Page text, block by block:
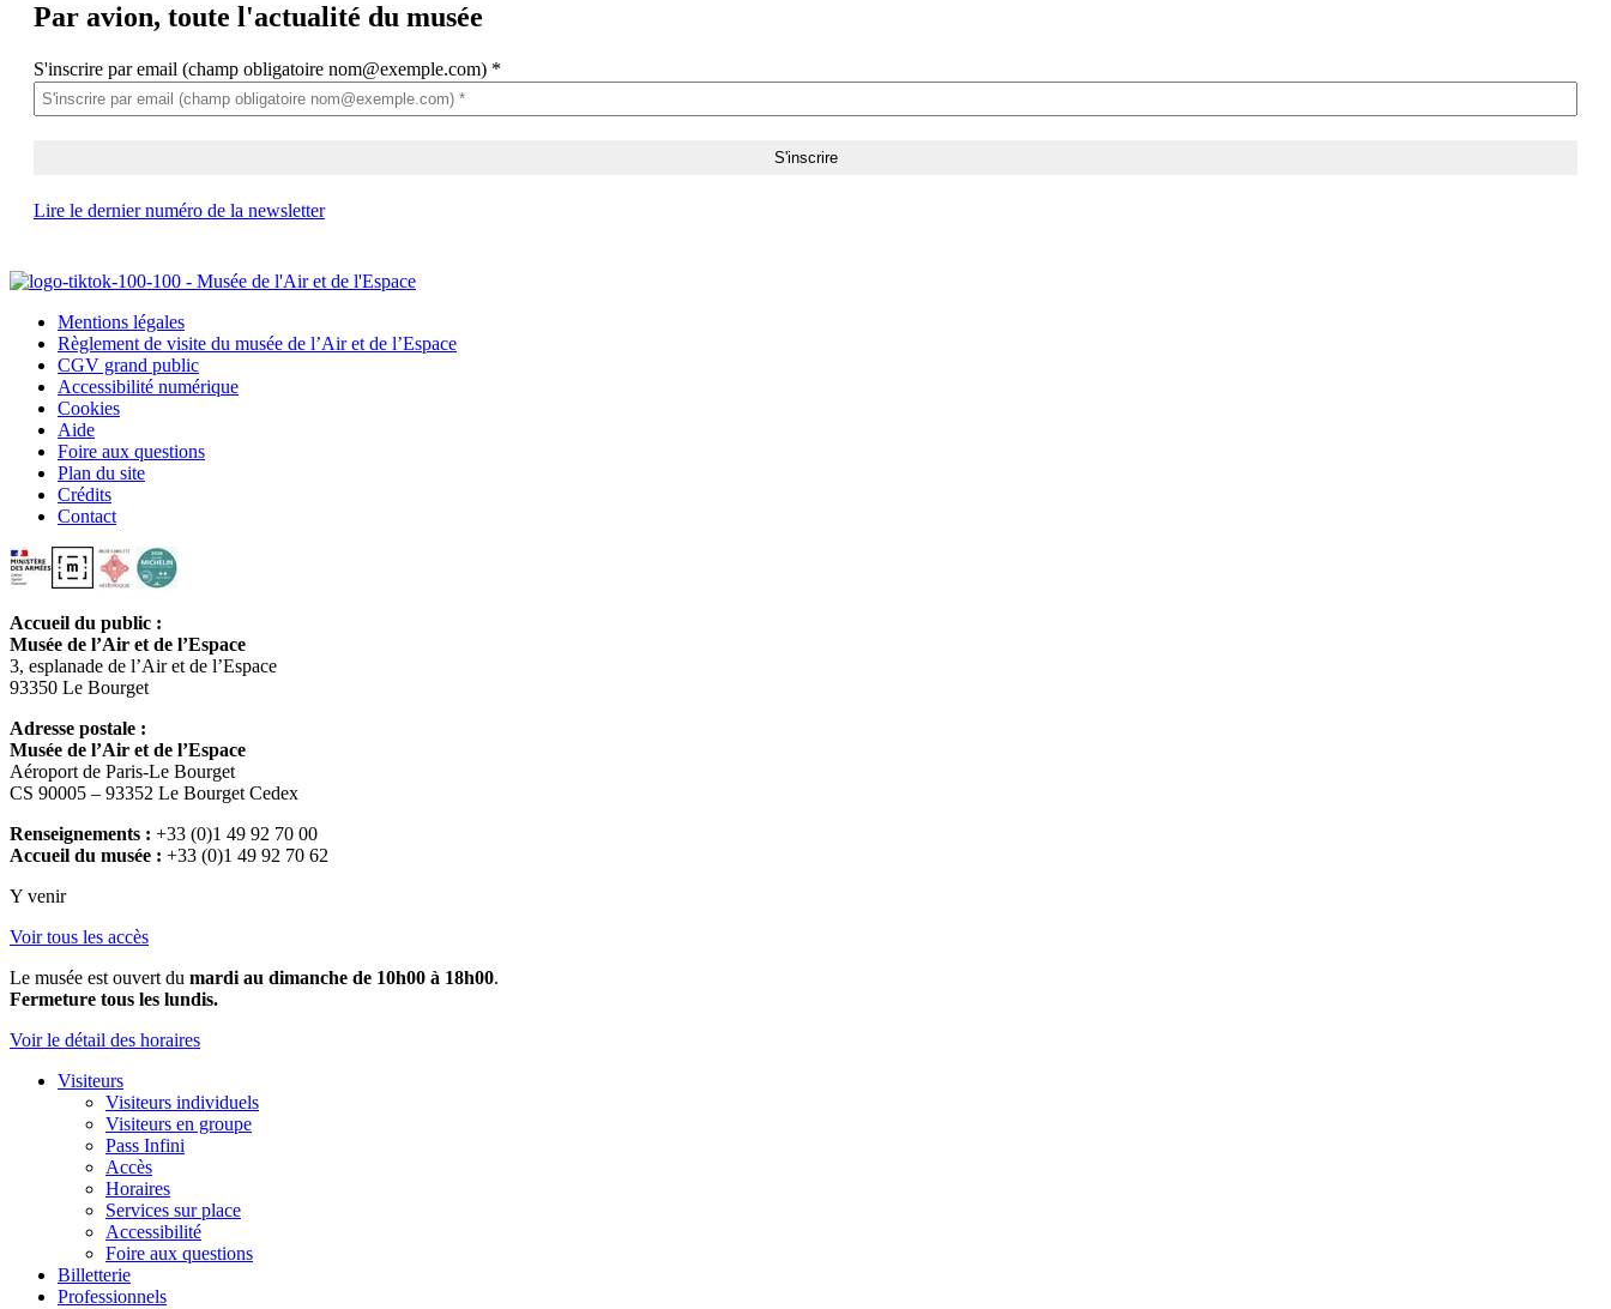
Par avion, toute l'actualité du musée
S'inscrire par email (champ obligatoire nom@exemple.com) *
Lire le dernier numéro de la newsletter
Mentions légales
Règlement de visite du musée de l’Air et de l’Espace
CGV grand public
Accessibilité numérique
Cookies
Aide
Foire aux questions
Plan du site
Crédits
Contact
Accueil du public :
Musée de l’Air et de l’Espace
3, esplanade de l’Air et de l’Espace
93350 Le Bourget
Adresse postale :
Musée de l’Air et de l’Espace
Aéroport de Paris-Le Bourget
CS 90005 – 93352 Le Bourget Cedex
Renseignements : +33 (0)1 49 92 70 00
Accueil du musée : +33 (0)1 49 92 70 62
Y venir
Voir tous les accès
Le musée est ouvert du mardi au dimanche de 10h00 à 18h00.
Fermeture tous les lundis.
Voir le détail des horaires
Visiteurs
Visiteurs individuels
Visiteurs en groupe
Pass Infini
Accès
Horaires
Services sur place
Accessibilité
Foire aux questions
Billetterie
Professionnels